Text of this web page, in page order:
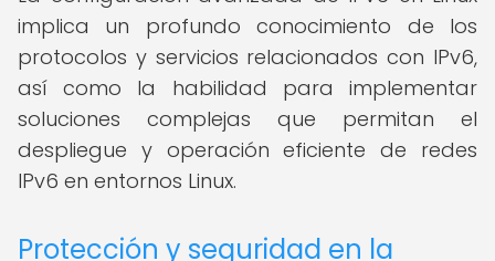
implica un profundo conocimiento de los
protocolos y servicios relacionados con IPv6,
así como la habilidad para implementar
soluciones complejas que permitan el
despliegue y operación eficiente de redes
IPv6 en entornos Linux.
Protección y seguridad en la